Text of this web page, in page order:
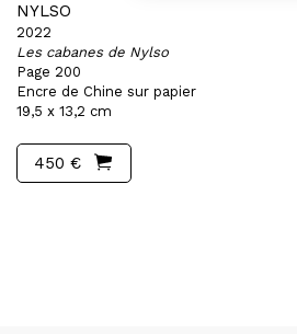
NYLSO
2022
Les cabanes de Nylso
Page 200
Encre de Chine sur papier
19,5 x 13,2 cm
450 €